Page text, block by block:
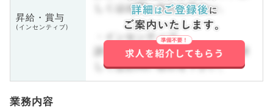
昇給・賞与
(インセンティブ)
しくはお問い合わせ下さい。
・インセンティブ
詳しくはお問い合わせ下さい。詳
しくはお問い合わせ下さい。
業務内容